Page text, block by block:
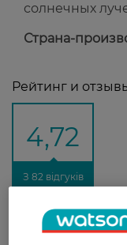
солнечных
Страна-
Рейтинг и
4,72
З 82 відгуків